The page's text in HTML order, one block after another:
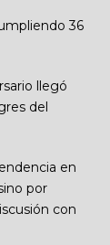
36
llegó
del
en
por
con